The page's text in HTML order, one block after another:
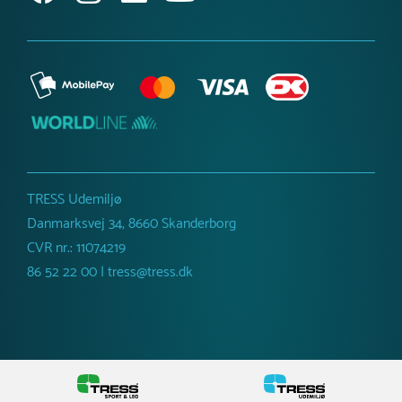
TRESS Udemiljø
Danmarksvej 34, 8660 Skanderborg
CVR nr.: 11074219
86 52 22 00 | tress@tress.dk